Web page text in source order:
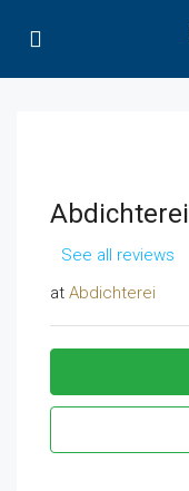
Abdichterei
See all reviews
at Abdichterei